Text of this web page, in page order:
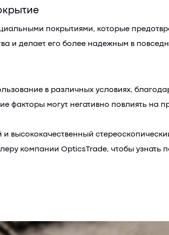
покрытиями, которые
и делает его более надежным в
в различных условиях,
факторы могут негативно повлиять на
высококачественный
компании OpticsTrade, чтобы узнать